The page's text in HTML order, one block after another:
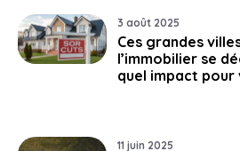
3 août 2025
Ces grandes
l’immobilier se
quel impact pour
11 juin 2025